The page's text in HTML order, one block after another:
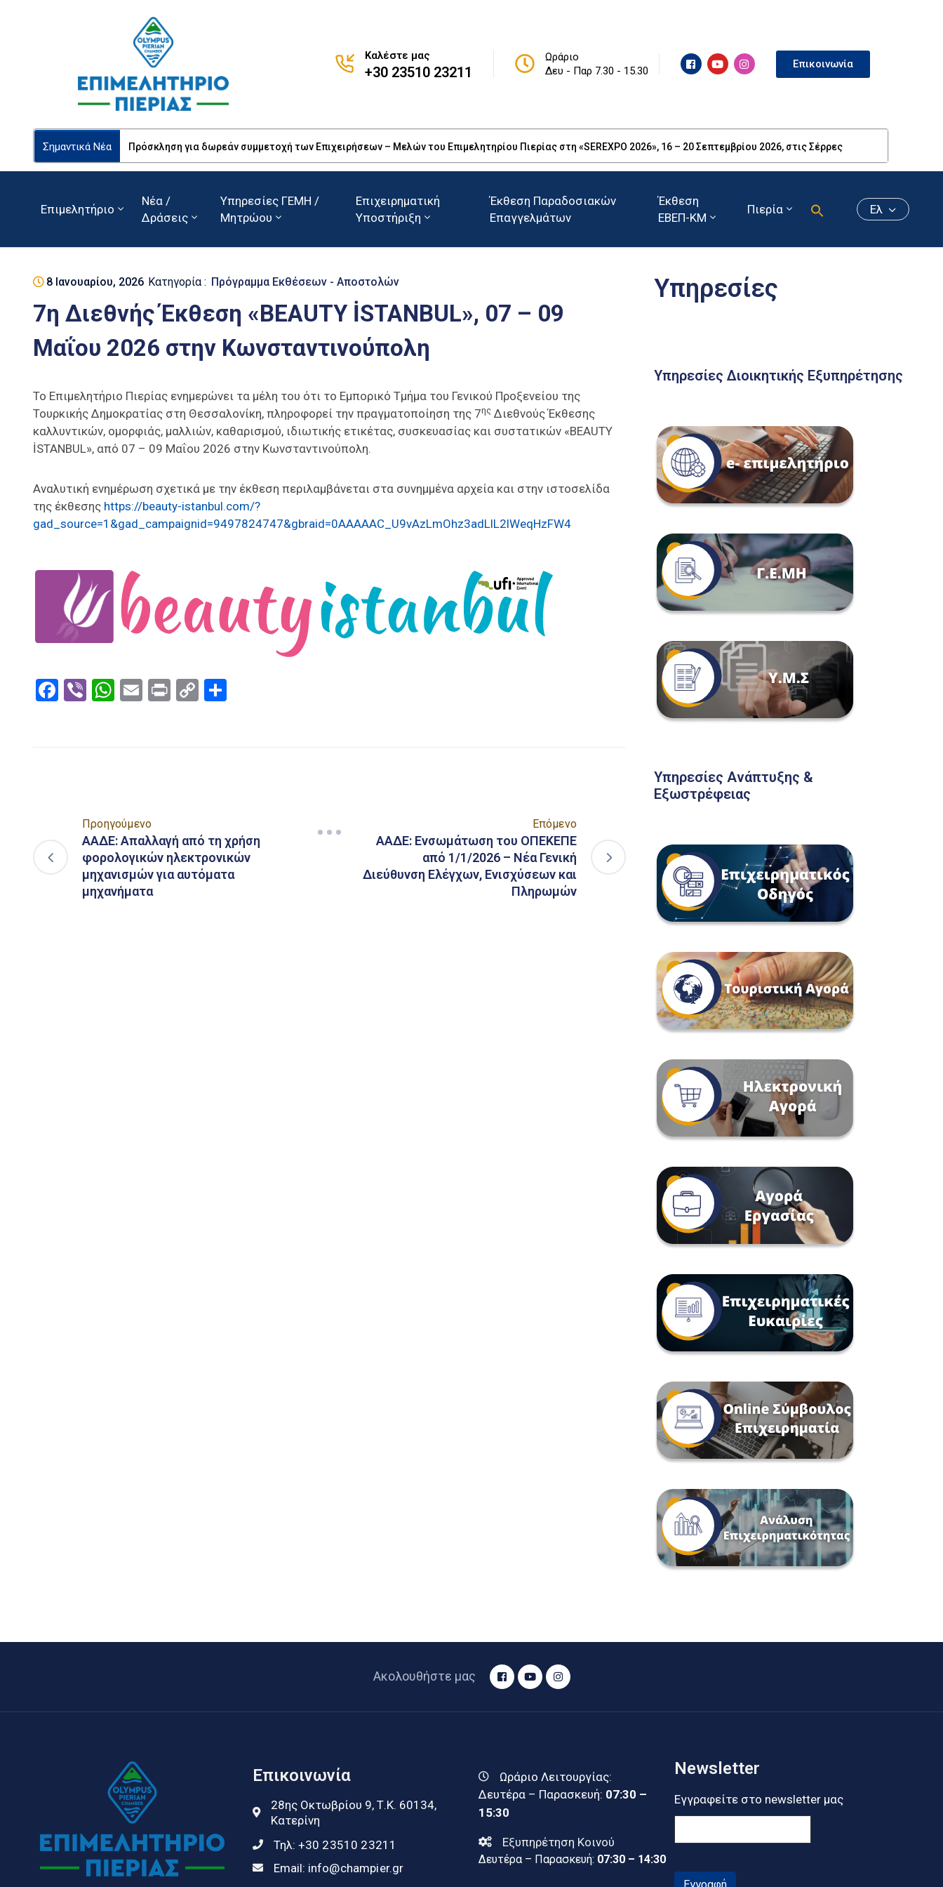
Καλέστε μας
+30 23510 23211
Ωράριο
Δευ - Παρ 7.30 - 15.30
Επικοινωνία
Σημαντικά Νέα Πρόσκληση για δωρεάν συμμετοχή των Επιχειρήσεων – Μελών του Επιμελητηρίου Πιερίας στη «SEREXPO 2026», 16 – 20 Σεπτεμβρίου 2026, στις Σέρρες
Επιμελητήριο
Νέα /
Δράσεις
Υπηρεσίες ΓΕΜΗ /
Μητρώου
Επιχειρηματική
Υποστήριξη
Έκθεση Παραδοσιακών
Επαγγελμάτων
Έκθεση
ΕΒΕΠ-ΚΜ
Πιερία Ελ
8 Ιανουαρίου, 2026 Κατηγορία : Πρόγραμμα Εκθέσεων - Αποστολών
7η Διεθνής Έκθεση «BEAUTY İSTANBUL», 07 – 09
Μαΐου 2026 στην Κωνσταντινούπολη
Το Επιμελητήριο Πιερίας ενημερώνει τα μέλη του ότι το Εμπορικό Τμήμα του Γενικού Προξενείου της
Τουρκικής Δημοκρατίας στη Θεσσαλονίκη, πληροφορεί την πραγματοποίηση της 7ης Διεθνούς Έκθεσης
καλλυντικών, ομορφιάς, μαλλιών, καθαρισμού, ιδιωτικής ετικέτας, συσκευασίας και συστατικών «BEAUTY
İSTANBUL», από 07 – 09 Μαΐου 2026 στην Κωνσταντινούπολη.
Αναλυτική ενημέρωση σχετικά με την έκθεση περιλαμβάνεται στα συνημμένα αρχεία και στην ιστοσελίδα
της έκθεσης https://beauty-istanbul.com/?
gad_source=1&gad_campaignid=9497824747&gbraid=0AAAAAC_U9vAzLmOhz3adLlL2lWeqHzFW4
Facebook
ViberWhatsApp
EmailPrintCopy
Προηγούμενο
ΑΑΔΕ: Απαλλαγή από τη χρήση
φορολογικών ηλεκτρονικών
μηχανισμών για αυτόματα
μηχανήματα
Επόμενο
ΑΑΔΕ: Ενσωμάτωση του ΟΠΕΚΕΠΕ
από 1/1/2026 – Νέα Γενική
Διεύθυνση Ελέγχων, Ενισχύσεων και
Πληρωμών
Υπηρεσίες
Υπηρεσίες Διοικητικής Εξυπηρέτησης
Υπηρεσίες Ανάπτυξης &
Εξωστρέφειας
Ακολουθήστε μας
Επικοινωνία
28ης Οκτωβρίου 9, Τ.Κ. 60134,
Κατερίνη
Τηλ: +30 23510 23211
Email: info@champier.gr
Ωράριο Λειτουργίας:
Δευτέρα – Παρασκευή: 07:30 –
15:30
Εξυπηρέτηση Κοινού
Δευτέρα – Παρασκευή: 07:30 – 14:30
Newsletter
Εγγραφείτε στο newsletter μας